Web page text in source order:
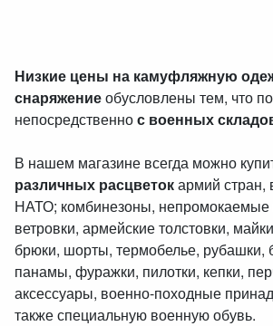
Низкие цены на камуфляжную
снаряжениеобусловлены тем, что
непосредственнос военных
В нашем магазине всегда можно
различных расцветокармий стран,
НАТО; комбинезоны, непромокаемые
ветровки, армейские толстовки,
брюки, шорты, термобелье, рубашки,
панамы, фуражки, пилотки, кепки,
аксессуары, военно-походные
также специальную военную обувь.